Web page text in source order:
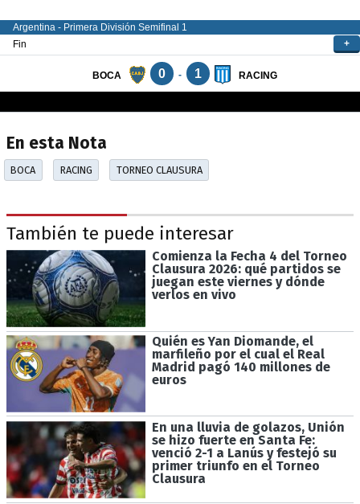
En esta Nota
BOCA RACING TORNEO CLAUSURA
También te puede interesar
Comienza la Fecha 4 del Torneo
Clausura 2026: qué partidos se
juegan este viernes y dónde
verlos en vivo
Quién es Yan Diomande, el
marfileño por el cual el Real
Madrid pagó 140 millones de
euros
En una lluvia de golazos, Unión
se hizo fuerte en Santa Fe:
venció 2-1 a Lanús y festejó su
primer triunfo en el Torneo
Clausura